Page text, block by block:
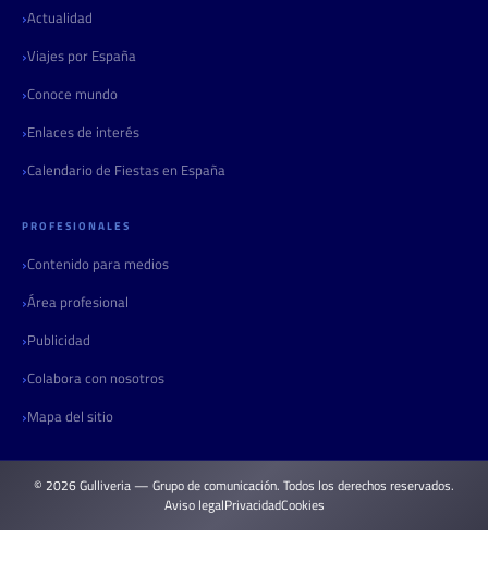
Actualidad
Viajes por España
Conoce mundo
Enlaces de interés
Calendario de Fiestas en España
PROFESIONALES
Contenido para medios
Área profesional
Publicidad
Colabora con nosotros
Mapa del sitio
© 2026 Gulliveria — Grupo de comunicación. Todos los derechos reservados.
Aviso legalPrivacidadCookies